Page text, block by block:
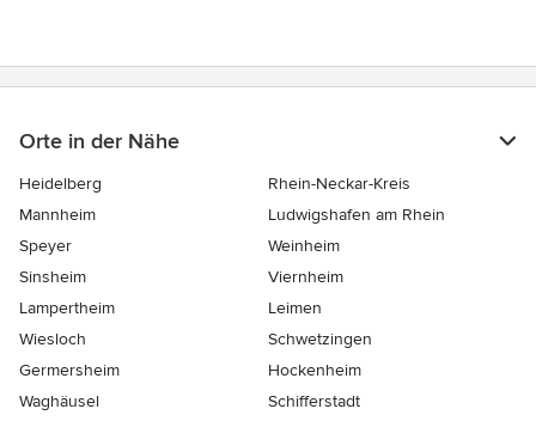
Orte in der Nähe
Heidelberg
Rhein-Neckar-Kreis
Mannheim
Ludwigshafen am Rhein
Speyer
Weinheim
Sinsheim
Viernheim
Lampertheim
Leimen
Wiesloch
Schwetzingen
Germersheim
Hockenheim
Waghäusel
Schifferstadt